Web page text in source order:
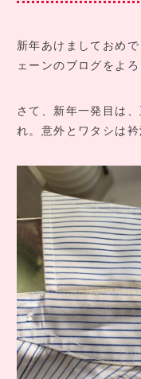
BLOG
COMPANY
会社情報
CONTACT
お問い合わせ
アクセス
新年あけましておめ
ェーンのブログをよ
さて、新年一発目は
れ。意外とワタシは